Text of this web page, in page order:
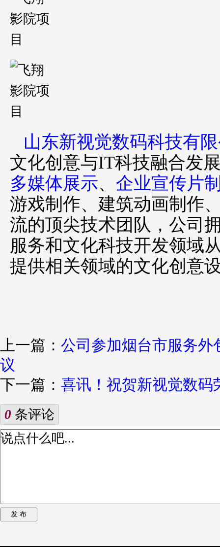
山东新视觉数码科技有
文化创意与IT科技融合发
多媒体展示、 企业宣传片
游戏制作、建筑动画制作
流的顶尖技术团队，公司
服务和文化科技开发领域
提供相关领域的文化创意
上一篇： 公司参加烟台市服务外
议
下一篇： 喜讯！祝贺新视觉数码
0 条评论
发 布